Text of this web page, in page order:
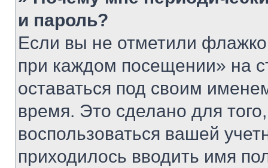
и пароль?
Если вы не отметили
при каждом посещении» на
оставаться под своим
время. Это сделано для
воспользоваться вашей
приходилось вводить имя